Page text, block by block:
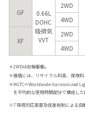
GF
0.66L
DOHC
吸排気
VVT
2WD
4WD
XF
2WD
4WD
＊2WDは前輪駆動。
＊価格には、リサイクル料金、保険
＊WLTC＝Worldwide-harmonized
を平均的な使用時間配分で構成した
※7 環境対応車普及促進税制による自